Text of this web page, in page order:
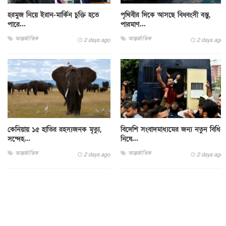
হরমুজ নিয়ে ইরান-মার্কিন চুক্তি হতে
পারে...
আন্তর্জাতিক 2 days ago
পৃথিবীর দিকে আসছে বিধ্বংসী বস্তু,
পারমাণ...
আন্তর্জাতিক 2 days ago
কেনিয়ায় ১৫ হাতির রহস্যজনক মৃত্যু,
সন্দেহ...
আন্তর্জাতিক 2 days ago
বিদেশি সংবাদমাধ্যমের জন্য নতুন বিধি-
নিষে...
আন্তর্জাতিক 2 days ago